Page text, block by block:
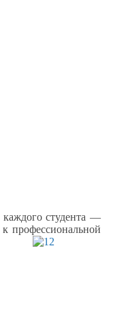
каждого студента —
к профессиональной